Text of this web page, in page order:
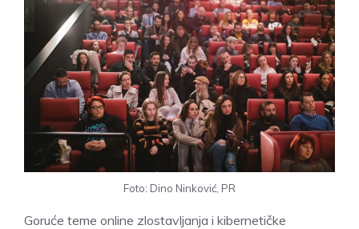
Foto: Dino Ninković, PR
Goruće teme online zlostavljanja i kibernetičke